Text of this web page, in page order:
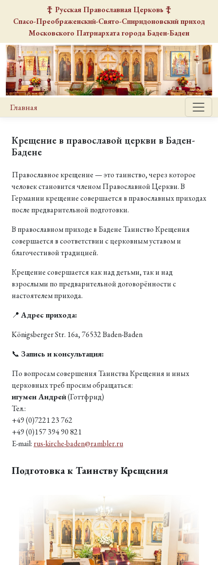
Русская Православная Церковь
Спасо-Преображенский-Свято-Спиридоновский приход
Московского Патриархата города Баден-Баден
Главная
Крещение в православой церкви в Баден-
Бадене
Православное крещение — это таинство, через которое
человек становится членом Православной Церкви. В
Германии крещение совершается в православных приходах
после предварительной подготовки.
В православном приходе в Бадене Таинство Крещения
совершается в соответствии с церковным уставом и
благочестивой традицией.
Крещение совершается как над детьми, так и над
взрослыми по предварительной договорённости с
настоятелем прихода.
📍 Адрес прихода:
Königsberger Str. 16a, 76532 Baden-Baden
📞 Запись и консультация:
По вопросам совершения Таинства Крещения и иных
церковных треб просим обращаться:
игумен Андрей(Готтфрид)
Тел.:
+49 (0)7221 23 762
+49 (0)157 394 90 821
E-mail: rus-kirche-baden@rambler.ru
Подготовка к Таинству Крещения